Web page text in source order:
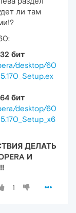
ли там
бит
desktop/60
бит
desktop/60
ДЕЛАТЬ
И
1